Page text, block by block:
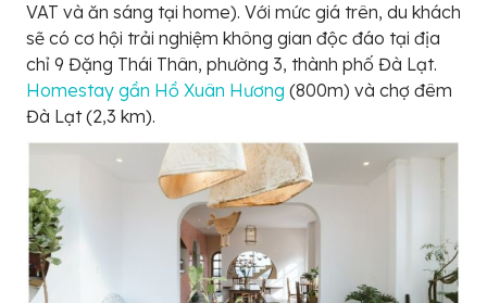
VAT và ăn sáng tại home). Với mức giá trên, du khách
sẽ có cơ hội trải nghiệm không gian độc đáo tại địa
chỉ 9 Đặng Thái Thân, phường 3, thành phố Đà Lạt.
Homestay gần Hồ Xuân Hương (800m) và chợ đêm
Đà Lạt (2,3 km).